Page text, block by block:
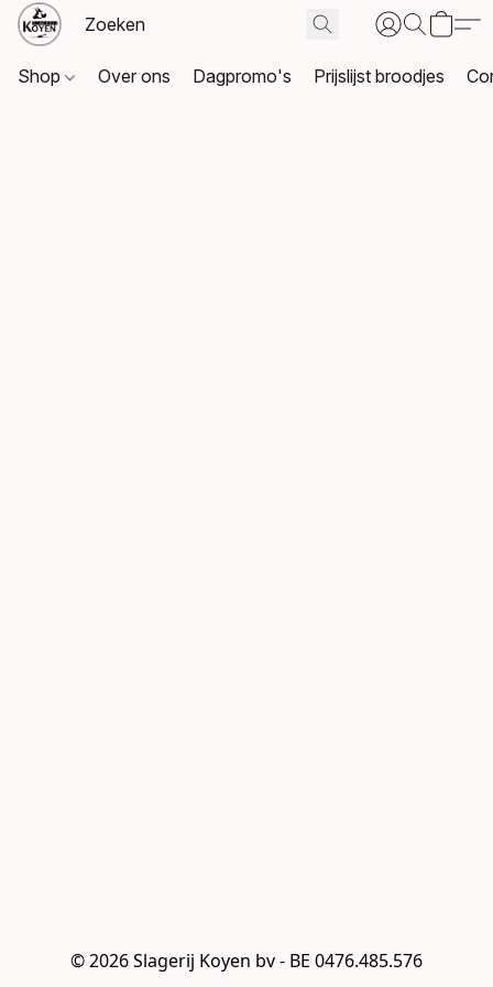
Shop Over ons Dagpromo's Prijslijst broodjes
© 2026 Slagerij Koyen bv - BE 0476.485.576